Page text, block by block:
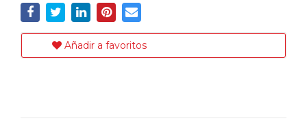
Añadir a favoritos